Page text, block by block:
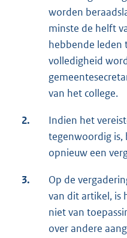
worden
minste de helft
hebbende leden
volledigheid
van het college.
2.
Indien het
tegenwoordig is,
opnieuw een
3.
Op de
van dit artikel, is
niet van
over andere